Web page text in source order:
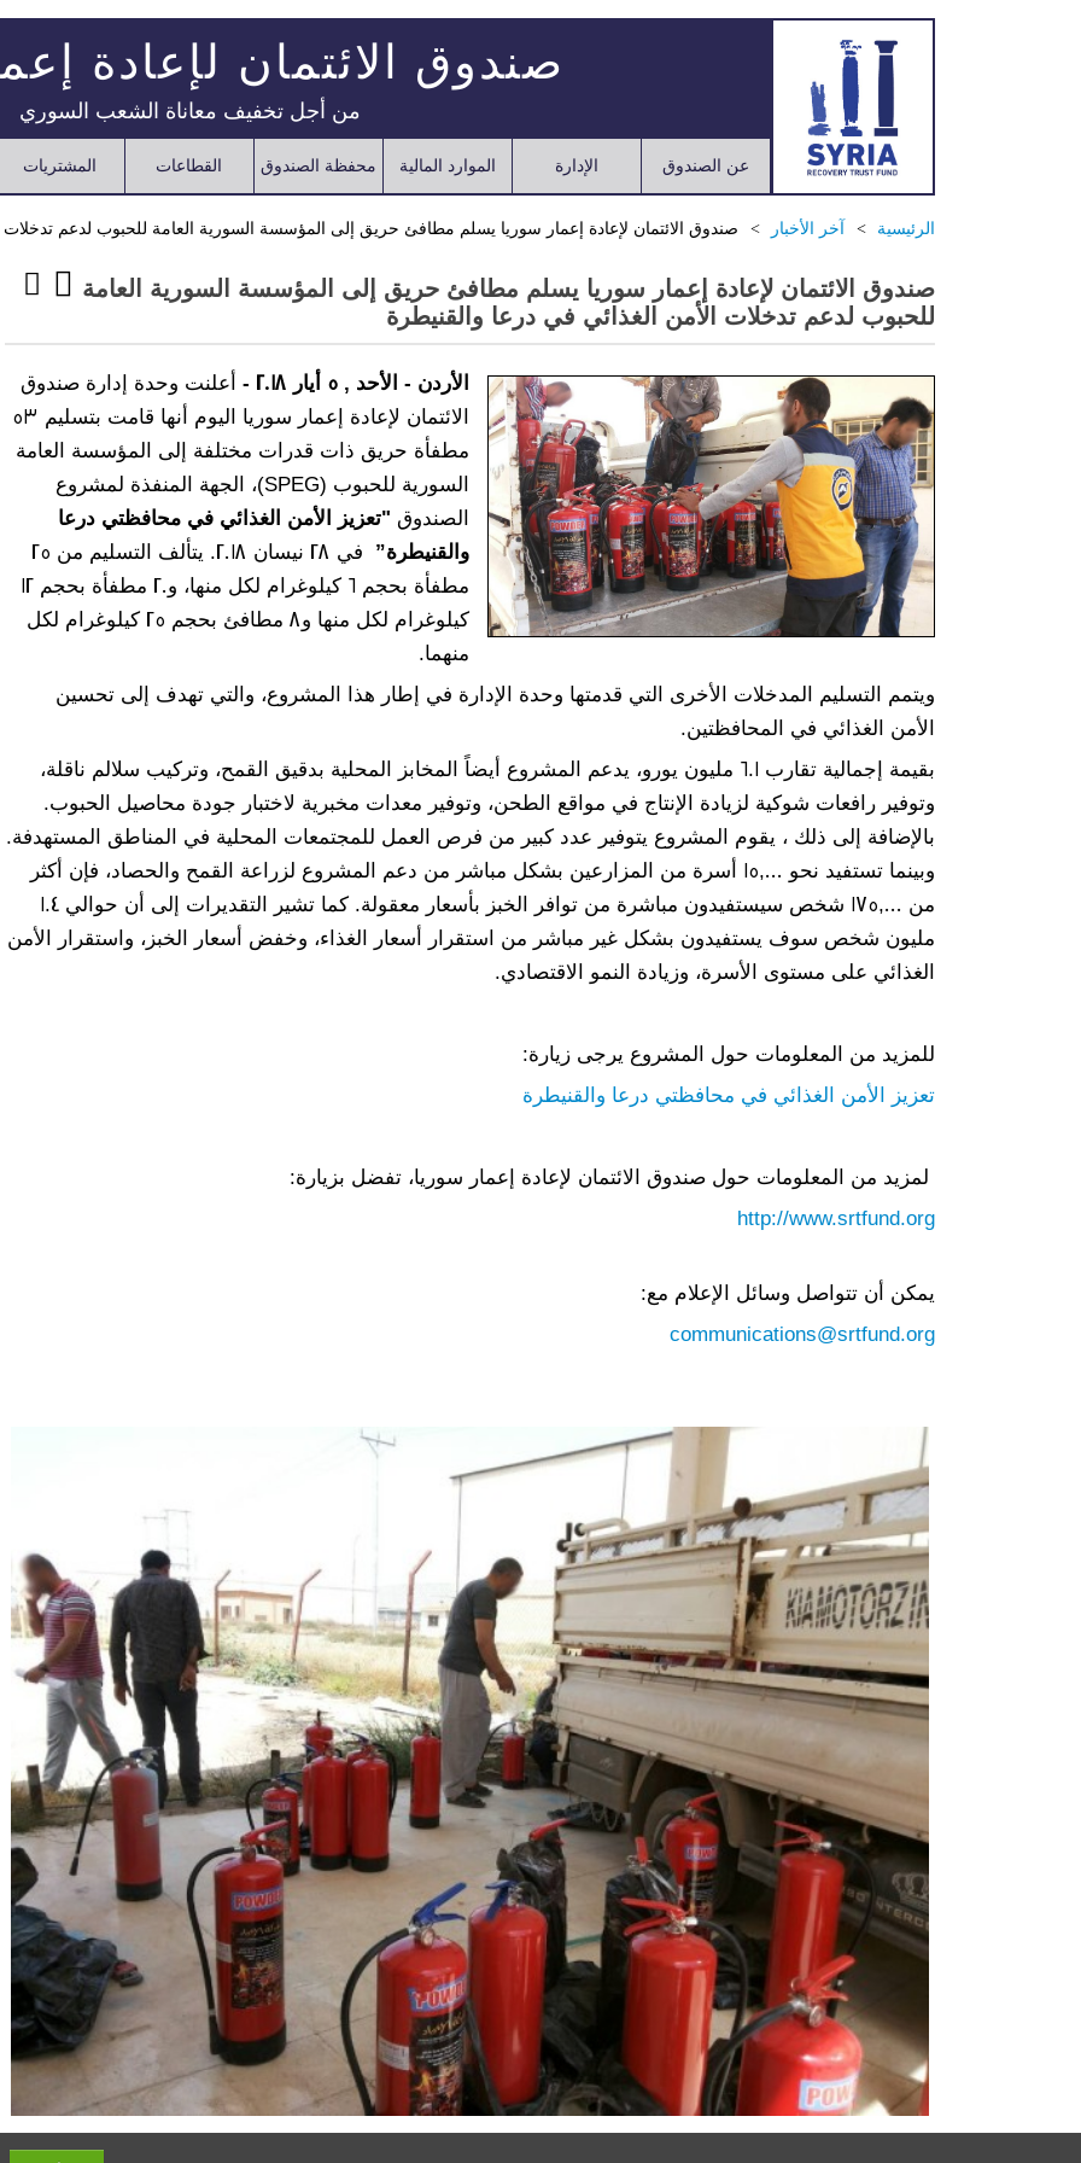
صندوق الائتمان لإعادة
من أجل تخفيف معاناة الشعب السوري
عن الصندوق الإدارة الموارد المالية محفظة الصندوق القطاعات المشتريات
الرئيسية آخر الأخبار صندوق الائتمان لإعادة إعمار سوريا يسلم مطافئ حريق إلى المؤسسة السورية العامة للحبوب لدعم تدخلات
صندوق الائتمان لإعادة إعمار سوريا يسلم مطافئ حريق إلى المؤسسة السورية العامة
للحبوب لدعم تدخلات الأمن الغذائي في درعا والقنيطرة
الأردن - الأحد , 5 أيار 2018 - أعلنت وحدة إدارة صندوق
الائتمان لإعادة إعمار سوريا اليوم أنها قامت بتسليم 53
مطفأة حريق ذات قدرات مختلفة إلى المؤسسة العامة
السورية للحبوب (SPEG)، الجهة المنفذة لمشروع
الصندوق "تعزيز الأمن الغذائي في محافظتي درعا
والقنيطرة”
في 28 نيسان 2018. يتألف التسليم من 25
مطفأة بحجم 6 كيلوغرام لكل منها، و20 مطفأة بحجم 12
كيلوغرام لكل منها و8 مطافئ بحجم 25 كيلوغرام لكل
منهما.
ويتمم التسليم المدخلات الأخرى التي قدمتها وحدة الإدارة في إطار هذا المشروع، والتي تهدف إلى تحسين
الأمن الغذائي في المحافظتين.
بقيمة إجمالية تقارب 6.1 مليون يورو، يدعم المشروع أيضاً المخابز المحلية بدقيق القمح، وتركيب سلالم ناقلة،
وتوفير رافعات شوكية لزيادة الإنتاج في مواقع الطحن، وتوفير معدات مخبرية لاختبار جودة محاصيل الحبوب.
بالإضافة إلى ذلك ، يقوم المشروع يتوفير عدد كبير من فرص العمل للمجتمعات المحلية في المناطق المستهدفة.
وبينما تستفيد نحو 15,000 أسرة من المزارعين بشكل مباشر من دعم المشروع لزراعة القمح والحصاد، فإن أكثر
من 175,000 شخص سيستفيدون مباشرة من توافر الخبز بأسعار معقولة. كما تشير التقديرات إلى أن حوالي 1.4
مليون شخص سوف يستفيدون بشكل غير مباشر من استقرار أسعار الغذاء، وخفض أسعار الخبز، واستقرار الأمن
الغذائي على مستوى الأسرة، وزيادة النمو الاقتصادي.
للمزيد من المعلومات حول المشروع يرجى زيارة:
تعزيز الأمن الغذائي في محافظتي درعا والقنيطرة
لمزيد من المعلومات حول صندوق الائتمان لإعادة إعمار سوريا، تفضل بزيارة:
http://www.srtfund.org
يمكن أن تتواصل وسائل الإعلام مع:
communications@srtfund.org